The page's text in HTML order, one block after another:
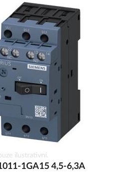
ilustrativní.
1GA15 4,5-6,3A